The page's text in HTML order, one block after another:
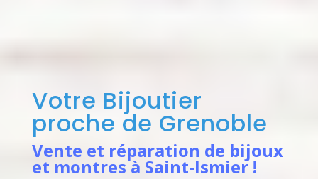
Votre Bijoutier
proche de Grenoble
Vente et réparation de bijoux
et montres à Saint-Ismier !